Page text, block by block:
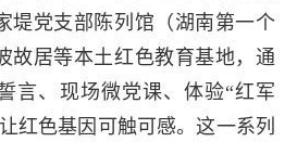
堤党支部陈列馆（湖南第一个
故居等本土红色教育基地，通
言、现场微党课、体验“红军
红色基因可触可感。这一系列